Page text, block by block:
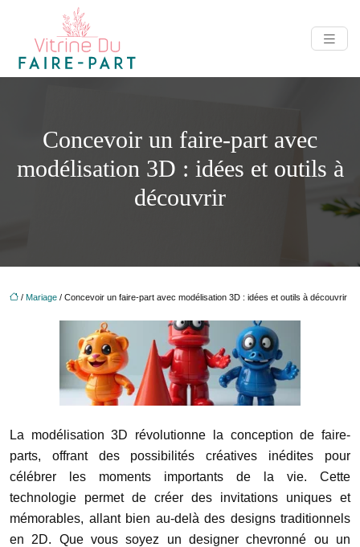
Concevoir un faire-part avec
modélisation 3D : idées et outils à
découvrir
/ Mariage / Concevoir un faire-part avec modélisation 3D : idées et outils à découvrir
La modélisation 3D révolutionne la conception de faire-
parts, offrant des possibilités créatives inédites pour
célébrer les moments importants de la vie. Cette
technologie permet de créer des invitations uniques et
mémorables, allant bien au-delà des designs traditionnels
en 2D. Que vous soyez un designer chevronné ou un